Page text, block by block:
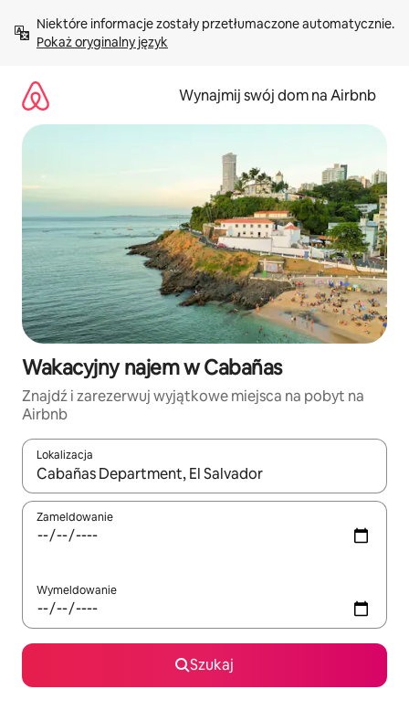
treści Pokaż oryginalny język
Wynajmij swój dom na Airbnb
Wakacyjny najem w Cabañas
Znajdź i zarezerwuj wyjątkowe miejsca na pobyt na
Airbnb
Lokalizacja
Gdy wyniki będą dostępne, możesz poruszać się po nich za
Zameldowanie
Wymeldowanie
Szukaj